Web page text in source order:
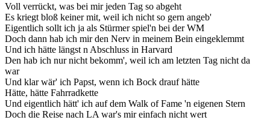
Voll verrückt, was bei mir jeden Tag so abgeht
Es kriegt bloß keiner mit, weil ich nicht so gern angeb'
Eigentlich sollt ich ja als Stürmer spiel'n bei der WM
Doch dann hab ich mir den Nerv in meinem Bein eingeklemmt
Und ich hätte längst n Abschluss in Harvard
Den hab ich nur nicht bekomm', weil ich am letzten Tag nicht da
war
Und klar wär' ich Papst, wenn ich Bock drauf hätte
Hätte, hätte Fahrradkette
Und eigentlich hätt' ich auf dem Walk of Fame 'n eigenen Stern
Doch die Reise nach LA war's mir einfach nicht wert